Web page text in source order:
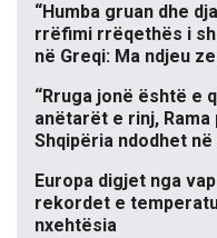
“Humba gruan dhe
rrëfimi rrëqethës i
në Greqi: Ma ndjeu
“Rruga jonë është e
anëtarët e rinj,
Shqipëria ndodhet
Europa digjet nga
rekordet e
nxehtësia